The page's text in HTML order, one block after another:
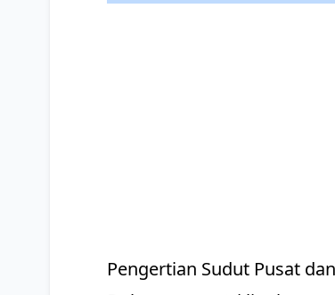
Pengertian Sudut Pusat